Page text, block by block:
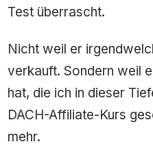
Test überrascht.
Nicht weil er
verkauft. Sondern weil
hat, die ich in dieser
DACH-Affiliate-Kurs
mehr.